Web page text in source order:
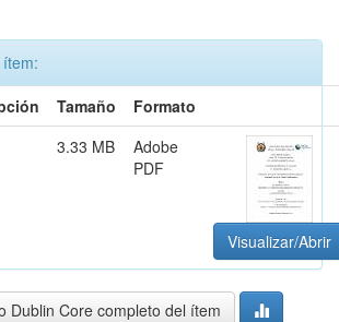
Tamaño
Formato
3.33 MB
Adobe
PDF
Visualizar/Abrir
Dublin Core completo del ítem